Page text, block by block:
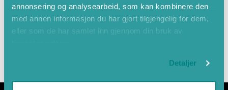
annonsering og analysearbeid, som kan kombinere den
med annen informasjon du har gjort tilgjengelig for dem,
eller som de har samlet inn gjennom din bruk av
Detaljer
Leaflet|© OpenStreetMapcontributors